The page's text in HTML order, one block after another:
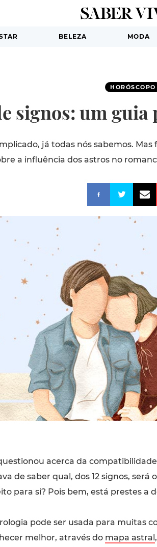
BELEZA MODA
HORÓSCOPO
signos: um guia
já todas nós sabemos.
a influência dos astros no
acerca da
de saber qual, dos 12 signos, será o
para si? Pois bem, está prestes a
pode ser usada para muitas
melhor, através do mapa astral